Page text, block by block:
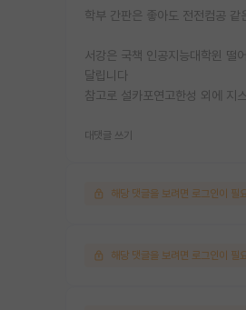
학부 간판은 좋아도 전전컴공
서강은 국책 인공지능대학윈 떨
달립니다
참고로 설카포연고한성 외에 지
대댓글 쓰기
해당 댓글을 보려면 로그인이 필
해당 댓글을 보려면 로그인이 필